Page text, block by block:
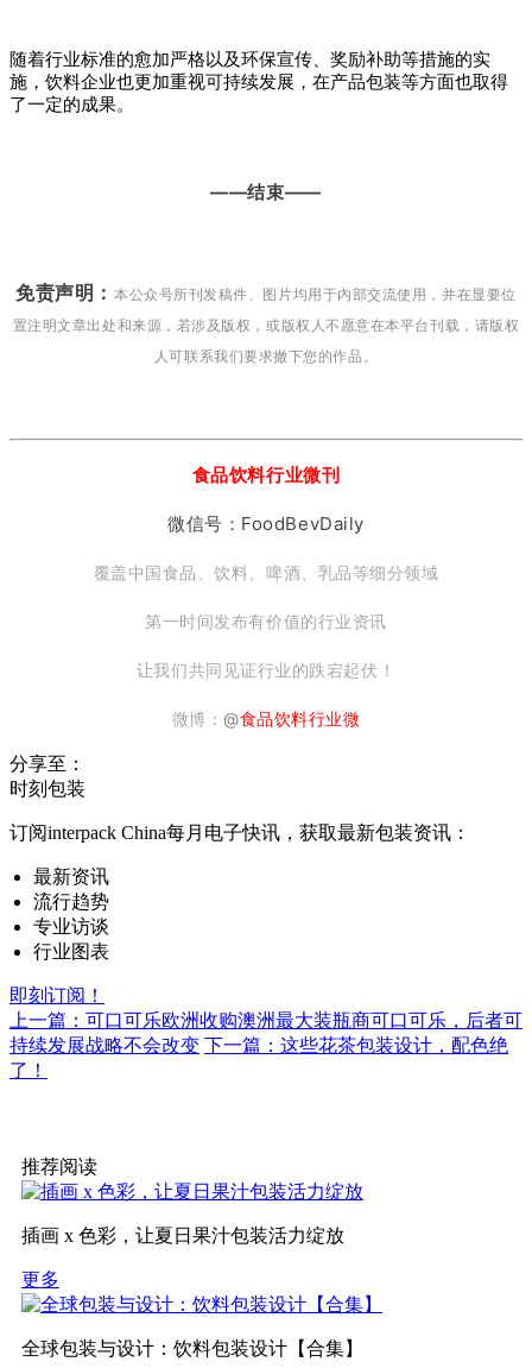
随着行业标准的愈加严格以及环保宣传、奖励补助等措施的实
施，饮料企业也更加重视可持续发展，在产品包装等方面也取得
了一定的成果。
——结束——
免责声明：本公众号所刊发稿件、图片均用于内部交流使用，并在显要位
置注明文章出处和来源，若涉及版权，或版权人不愿意在本平台刊载，请版权
人可联系我们要求撤下您的作品。
食品饮料行业微刊
微信号：FoodBevDaily
覆盖中国食品、饮料、啤酒、乳品等细分领域
第一时间发布有价值的行业资讯
让我们共同见证行业的跌宕起伏！
微博：@食品饮料行业微
分享至：
时刻包装
订阅interpack China每月电子快讯，获取最新包装资讯：
最新资讯
流行趋势
专业访谈
行业图表
即刻订阅！
上一篇：可口可乐欧洲收购澳洲最大装瓶商可口可乐，后者可
持续发展战略不会改变 下一篇：这些花茶包装设计，配色绝
了！
推荐阅读
插画 x 色彩，让夏日果汁包装活力绽放
更多
全球包装与设计：饮料包装设计【合集】